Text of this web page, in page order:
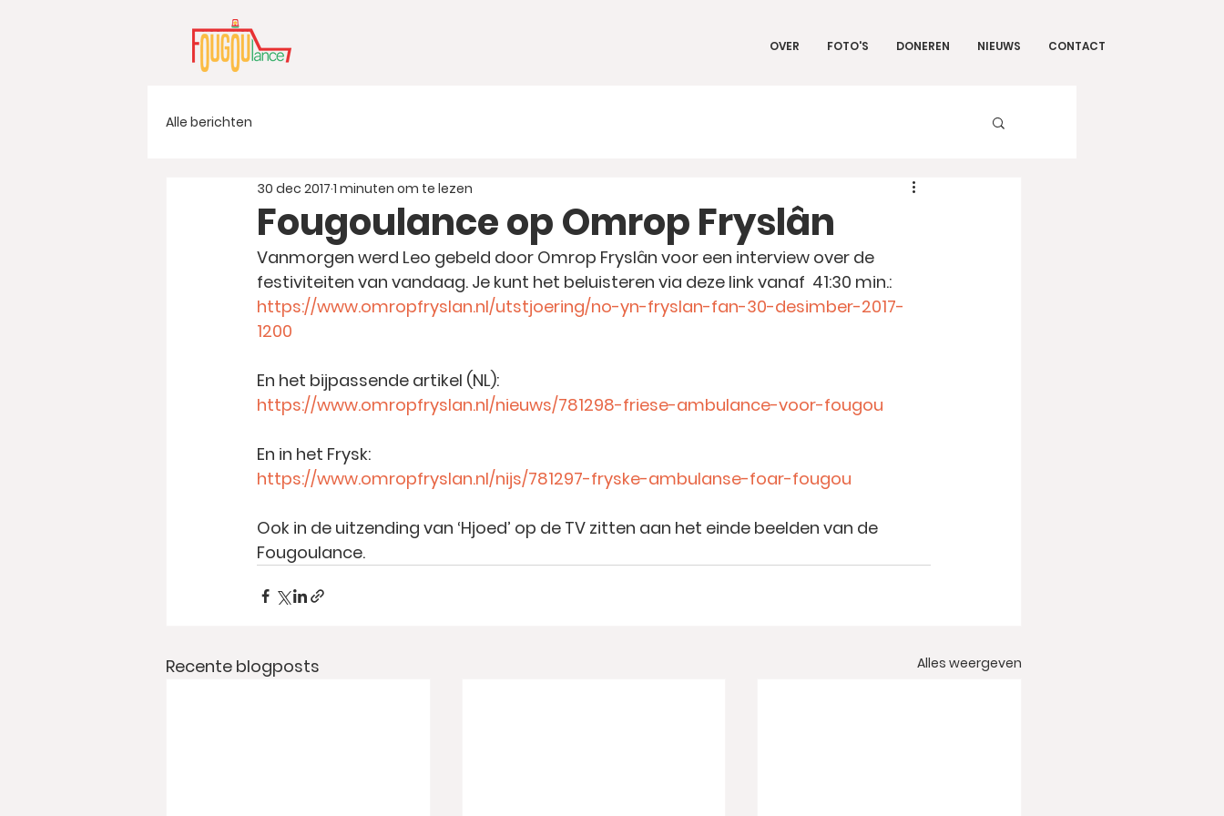
OVER FOTO'S DONEREN NIEUWS CONTACT
Alle berichten
Fougoulance op Omrop Fryslân
30 dec 2017 1 minuten om te lezen
Vanmorgen werd Leo gebeld door Omrop Fryslân voor een interview over de
festiviteiten van vandaag. Je kunt het beluisteren via deze link vanaf  41:30 min.:
https://www.omropfryslan.nl/utstjoering/no-yn-fryslan-fan-30-desimber-2017-
1200
En het bijpassende artikel (NL):
https://www.omropfryslan.nl/nieuws/781298-friese-ambulance-voor-fougou
En in het Frysk:
https://www.omropfryslan.nl/nijs/781297-fryske-ambulanse-foar-fougou
Ook in de uitzending van ‘Hjoed’ op de TV zitten aan het einde beelden van de
Fougoulance.
Recente blogposts Alles weergeven